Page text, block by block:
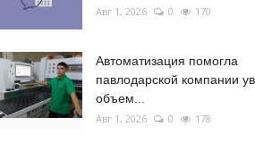
Авг 1, 2026 0 170
Автоматизация помогла
павлодарской компании
объем...
Авг 1, 2026 0 178